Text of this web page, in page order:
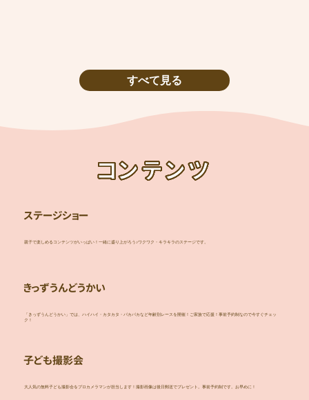
すべて見る
コンテンツ
ステージショー
親子で楽しめるコンテンツがいっぱい！一緒に盛り上がろう♪ワクワク・キラキラのステージです。
きっずうんどうかい
「きっずうんどうかい」では、ハイハイ・カタカタ・パカパカなど年齢別レースを開催！ご家族で応援！事前予約制なので今すぐチェッ
ク！
子ども撮影会
大人気の無料子ども撮影会をプロカメラマンが担当します！撮影画像は後日郵送でプレゼント。事前予約制です。お早めに！